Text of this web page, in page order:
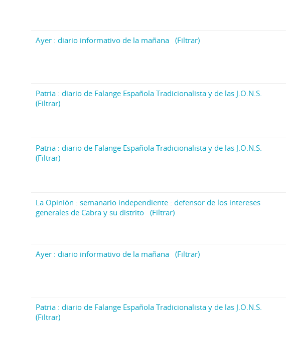
Ayer : diario informativo de la mañana (Filtrar)
Patria : diario de Falange Española Tradicionalista y de las J.O.N.S.
(Filtrar)
Patria : diario de Falange Española Tradicionalista y de las J.O.N.S.
(Filtrar)
La Opinión : semanario independiente : defensor de los intereses
generales de Cabra y su distrito (Filtrar)
Ayer : diario informativo de la mañana (Filtrar)
Patria : diario de Falange Española Tradicionalista y de las J.O.N.S.
(Filtrar)